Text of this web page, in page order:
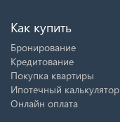
Как купить
Бронирование
Кредитование
Покупка квартиры
Ипотечный калькулятор
Онлайн оплата